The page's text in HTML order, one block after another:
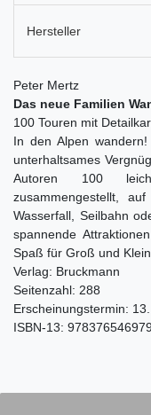
Hersteller
Peter Mertz
Das neue Familien
100 Touren mit
In den Alpen
unterhaltsames
Autoren 100
zusammengestellt,
Wasserfall, Seilbahn
spannende
Spaß für Groß und Klein.
Verlag: Bruckmann
Seitenzahl: 288
Erscheinungstermin:
ISBN-13: